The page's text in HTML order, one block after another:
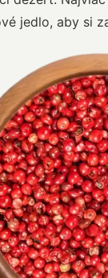
jedlo, aby si